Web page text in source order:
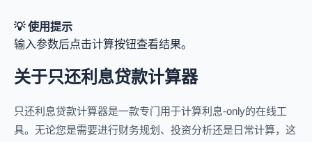
💡 使用提示
输入参数后点击计算按钮查看结果。
关于只还利息贷款计算器
只还利息贷款计算器是一款专门用于计算利息-only的在线工
具。无论您是需要进行财务规划、投资分析还是日常计算，这